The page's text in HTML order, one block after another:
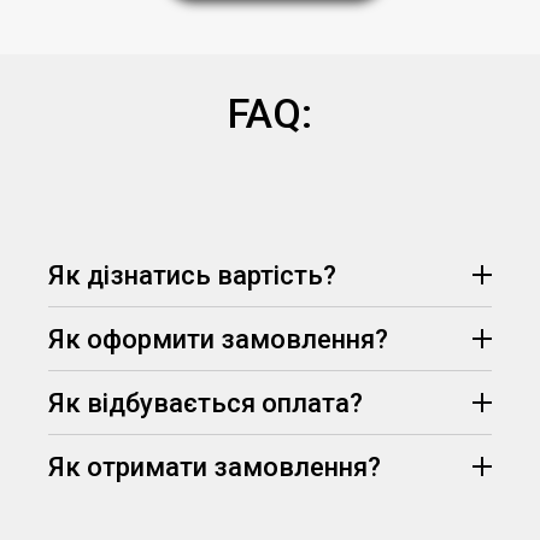
FAQ:
Як дізнатись вартість?
Як оформити замовлення?
Як відбувається оплата?
Як отримати замовлення?